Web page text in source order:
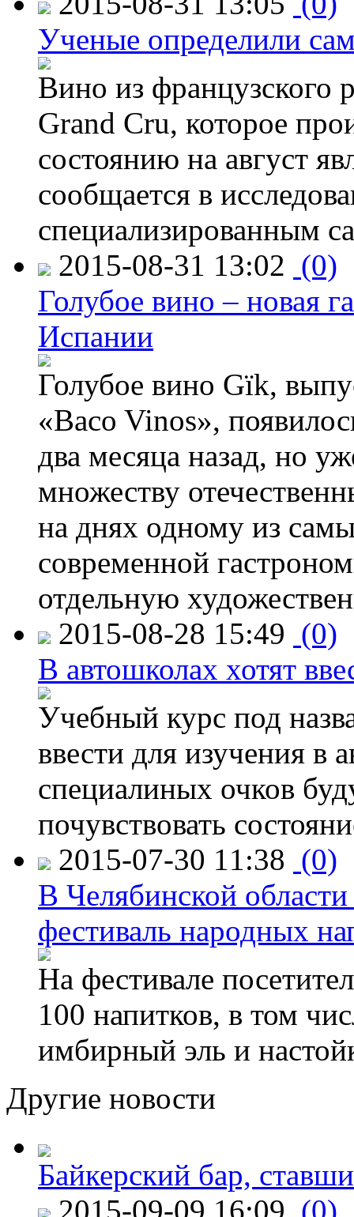
Ученые определили
Вино из французского
Grand Cru, которое
состоянию на август
сообщается в
специализированным
2015-08-31 13:02 (0)
Голубое вино – новая
Испании
Голубое вино Gïk,
«Baco Vinos»,
два месяца назад, но
множеству
на днях одному из
современной
отдельную
2015-08-28 15:49 (0)
В автошколах хотят
Учебный курс под
ввести для изучения
специалиных очков
почувствовать
2015-07-30 11:38 (0)
В Челябинской
фестиваль народных
На фестивале
100 напитков, в том
имбирный эль и
Другие новости
Байкерский бар,
2015-09-09 16:09 (0)